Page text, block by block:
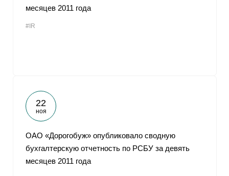
месяцев 2011 года
#IR
22
ноя
ОАО «Дорогобуж» опубликовало сводную
бухгалтерскую отчетность по РСБУ за девять
месяцев 2011 года